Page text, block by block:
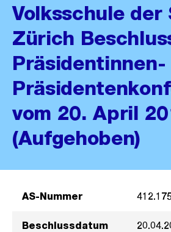
Volksschule der
Zürich
Präsidentinnen-
vom 20. April
(Aufgehoben)
AS-Nummer 412.175
Beschlussdatum